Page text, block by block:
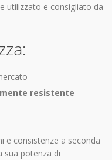
utilizzato e consigliato da
resistente
e consistenze a seconda
sua potenza di